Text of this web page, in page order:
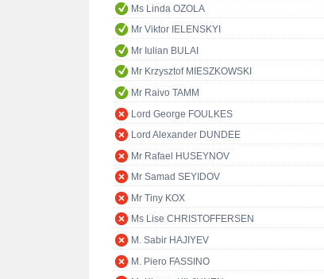
Ms Linda OZOLA
Mr Viktor IELENSKYI
Mr Iulian BULAI
Mr Krzysztof MIESZKOWSKI
Mr Raivo TAMM
Lord George FOULKES
Lord Alexander DUNDEE
Mr Rafael HUSEYNOV
Mr Samad SEYIDOV
Mr Tiny KOX
Ms Lise CHRISTOFFERSEN
M. Sabir HAJIYEV
M. Piero FASSINO